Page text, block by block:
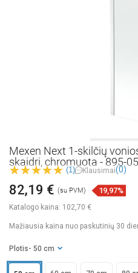
Mexen Next 1-skilčių
skaidri, chromuota - 895-
(1) Klausimai(0)
Katalogo kaina: 102,70 €
82,19 € (su PVM) 19,97%
Mažiausia kaina nuo paskutinių 30
Plotis - 50 cm